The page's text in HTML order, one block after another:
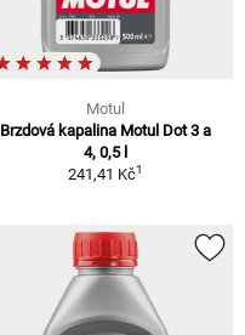
Motul
Brzdová kapalina Motul Dot 3 a
4, 0,5 l
241,41 Kč1